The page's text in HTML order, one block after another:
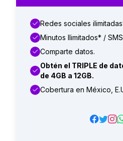
Redes sociales
Minutos Ilimitados* /
Comparte datos.
Obtén el TRIPLE de
de 4GB a 12GB.
Cobertura en México,